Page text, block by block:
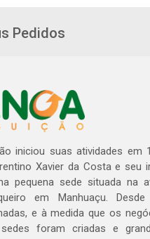
Pedidos
iniciou suas atividades em
Xavier da Costa e seu
pequena sede situada na
em Manhuaçu.
e à medida que os
foram criadas e